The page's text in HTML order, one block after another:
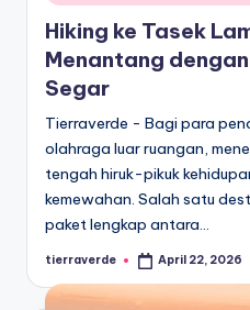
in
Hiking ke Tasek
Menantang
Segar
Tierraverde - Bagi para
olahraga luar ruangan,
tengah hiruk-pikuk
kemewahan. Salah satu
paket lengkap antara…
Posted
tierraverde April 22, 2026